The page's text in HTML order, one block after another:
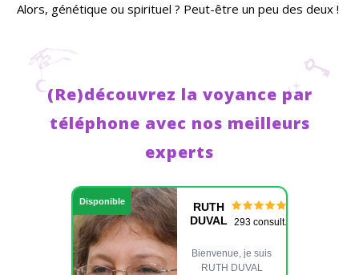
Alors, génétique ou spirituel ? Peut-être un peu des deux !
(Re)découvrez la voyance par
téléphone avec nos meilleurs
experts
Disponible
RUTH
DUVAL 293 consult.
Bienvenue, je suis
RUTH DUVAL